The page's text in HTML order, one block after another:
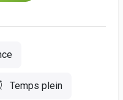
Temps plein